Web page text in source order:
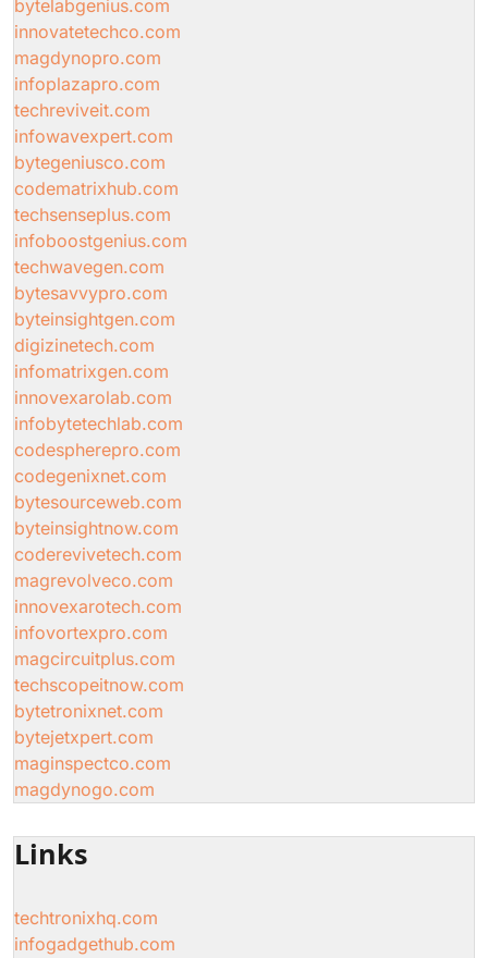
bytelabgenius.com
innovatetechco.com
magdynopro.com
infoplazapro.com
techreviveit.com
infowavexpert.com
bytegeniusco.com
codematrixhub.com
techsenseplus.com
infoboostgenius.com
techwavegen.com
bytesavvypro.com
byteinsightgen.com
digizinetech.com
infomatrixgen.com
innovexarolab.com
infobytetechlab.com
codespherepro.com
codegenixnet.com
bytesourceweb.com
byteinsightnow.com
coderevivetech.com
magrevolveco.com
innovexarotech.com
infovortexpro.com
magcircuitplus.com
techscopeitnow.com
bytetronixnet.com
bytejetxpert.com
maginspectco.com
magdynogo.com
Links
techtronixhq.com
infogadgethub.com